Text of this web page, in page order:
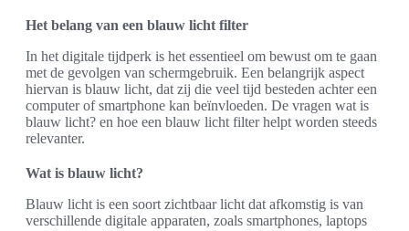
Het belang van een blauw licht filter
In het digitale tijdperk is het essentieel om bewust om te gaan
met de gevolgen van schermgebruik. Een belangrijk aspect
hiervan is blauw licht, dat zij die veel tijd besteden achter een
computer of smartphone kan beïnvloeden. De vragen wat is
blauw licht? en hoe een blauw licht filter helpt worden steeds
relevanter.
Wat is blauw licht?
Blauw licht is een soort zichtbaar licht dat afkomstig is van
verschillende digitale apparaten, zoals smartphones, laptops